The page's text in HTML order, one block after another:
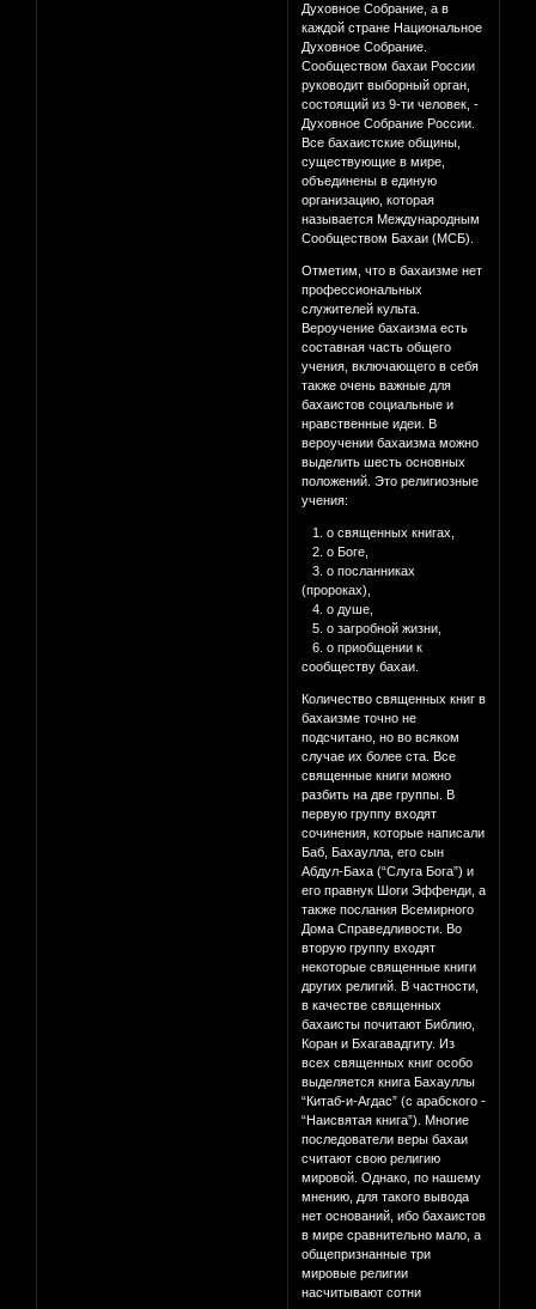
Духовное Собрание, а в
каждой стране Национальное
Духовное Собрание.
Сообществом бахаи России
руководит выборный орган,
состоящий из 9-ти человек, -
Духовное Собрание России.
Все бахаистские общины,
существующие в мире,
объединены в единую
организацию, которая
называется Международным
Сообществом Бахаи (МСБ).
Отметим, что в бахаизме нет
профессиональных
служителей культа.
Вероучение бахаизма есть
составная часть общего
учения, включающего в себя
также очень важные для
бахаистов социальные и
нравственные идеи. В
вероучении бахаизма можно
выделить шесть основных
положений. Это религиозные
учения:
1. о священных книгах,
2. о Боге,
3. о посланниках
(пророках),
4. о душе,
5. о загробной жизни,
6. о приобщении к
сообществу бахаи.
Количество священных книг в
бахаизме точно не
подсчитано, но во всяком
случае их более ста. Все
священные книги можно
разбить на две группы. В
первую группу входят
сочинения, которые написали
Баб, Бахаулла, его сын
Абдул-Баха (“Слуга Бога”) и
его правнук Шоги Эффенди, а
также послания Всемирного
Дома Справедливости. Во
вторую группу входят
некоторые священные книги
других религий. В частности,
в качестве священных
бахаисты почитают Библию,
Коран и Бхагавадгиту. Из
всех священных книг особо
выделяется книга Бахауллы
“Китаб-и-Агдас” (с арабского -
“Наисвятая книга”). Многие
последователи веры бахаи
считают свою религию
мировой. Однако, по нашему
мнению, для такого вывода
нет оснований, ибо бахаистов
в мире сравнительно мало, а
общепризнанные три
мировые религии
насчитывают сотни